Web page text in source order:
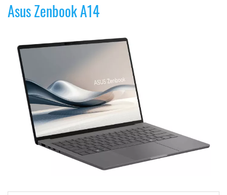
Asus Zenbook A14